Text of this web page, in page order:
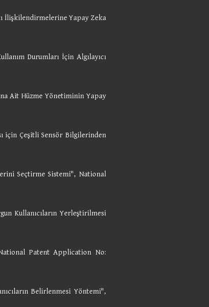
İlişkilendirmelerine Yapay Zeka
Durumları İçin Algılayıcı
Ait Hüzme Yönetiminin Yapay
için Çeşitli Sensör Bilgilerinden
Seçtirme Sistemi", National
Kullanıcıların Yerleştirilmesi
Patent Application No:
Belirlenmesi Yöntemi",